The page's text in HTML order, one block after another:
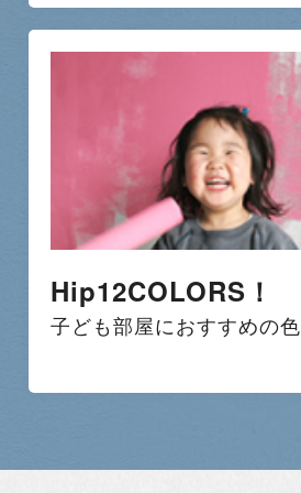
Hip12COLORS！
子ども部屋におすすめの色